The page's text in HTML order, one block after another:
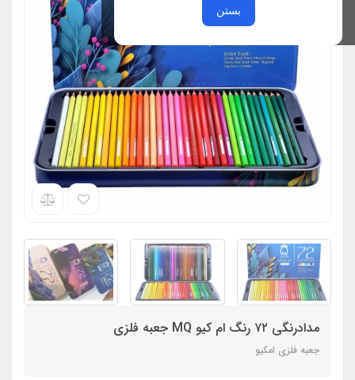
بستن
مدادرنگی ۷۲ رنگ ام کیو MQ جعبه فلزی
جعبه فلزی امکیو